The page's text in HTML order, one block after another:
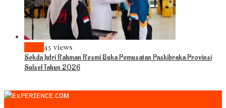
45 views
Sekda Jufri Rahman Resmi Buka Pemusatan Paskibraka Provinsi
Sulsel Tahun 2026